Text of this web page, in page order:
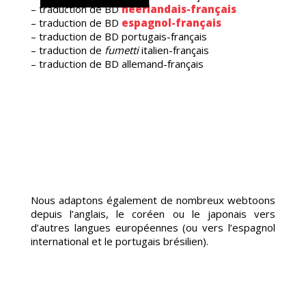
– traduction de BDnéerlandais-français
– traduction de BD espagnol-français
– traduction de BD portugais-français
– traduction de fumettiitalien-français
– traduction de BD allemand-français
Nous adaptons également de nombreux webtoons
depuis l’anglais, le coréen ou le japonais vers
d’autres langues européennes (ou vers l’espagnol
international et le portugais brésilien).